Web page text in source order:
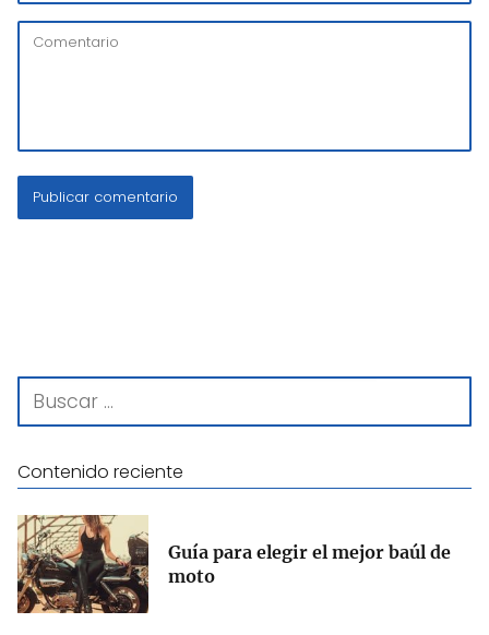
Contenido reciente
Guía para elegir el mejor baúl de
moto